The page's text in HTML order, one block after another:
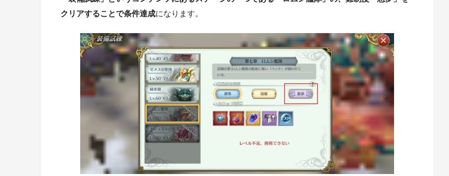
クリアすることで条件達成になります。